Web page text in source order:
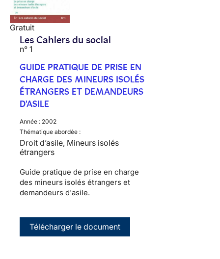
Gratuit
Les Cahiers du social
n° 1
GUIDE PRATIQUE DE PRISE EN
CHARGE DES MINEURS ISOLÉS
ÉTRANGERS ET DEMANDEURS
D'ASILE
Année : 2002
Thématique abordée :
Droit d’asile, Mineurs isolés
étrangers
Guide pratique de prise en charge
des mineurs isolés étrangers et
demandeurs d'asile.
Télécharger le document